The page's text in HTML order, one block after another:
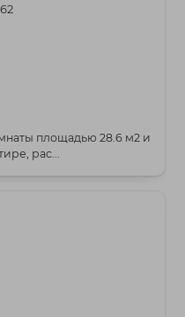
площадью 28.6 м2 и
рас...